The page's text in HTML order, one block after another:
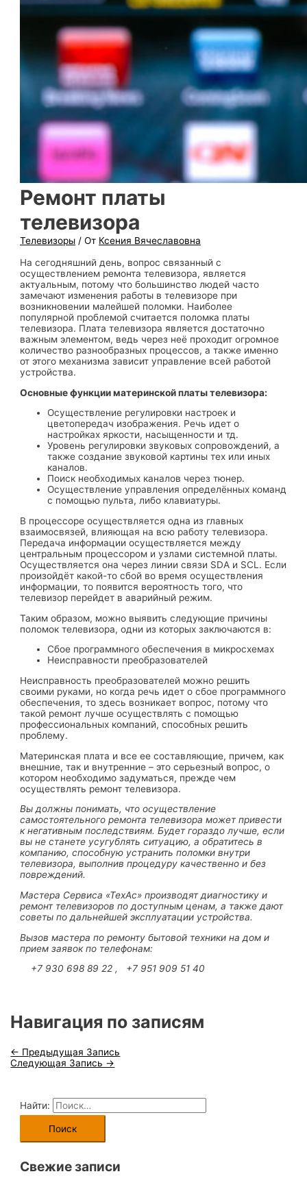
Ремонт платы
телевизора
Телевизоры / От Ксения Вячеславовна
На сегодняшний день, вопрос связанный с
осуществлением ремонта телевизора, является
актуальным, потому что большинство людей часто
замечают изменения работы в телевизоре при
возникновении малейшей поломки. Наиболее
популярной проблемой считается поломка платы
телевизора. Плата телевизора является достаточно
важным элементом, ведь через неё проходит огромное
количество разнообразных процессов, а также именно
от этого механизма зависит управление всей работой
устройства.
Основные функции материнской платы телевизора:
Осуществление регулировки настроек и
цветопередач изображения. Речь идет о
настройках яркости, насыщенности и тд.
Уровень регулировки звуковых сопровождений, а
также создание звуковой картины тех или иных
каналов.
Поиск необходимых каналов через тюнер.
Осуществление управления определённых команд
с помощью пульта, либо клавиатуры.
В процессоре осуществляется одна из главных
взаимосвязей, влияющая на всю работу телевизора.
Передача информации осуществляется между
центральным процессором и узлами системной платы.
Осуществляется она через линии связи SDA и SCL. Если
произойдёт какой-то сбой во время осуществления
информации, то появится вероятность того, что
телевизор перейдет в аварийный режим.
Таким образом, можно выявить следующие причины
поломок телевизора, одни из которых заключаются в:
Сбое программного обеспечения в микросхемах
Неисправности преобразователей
Неисправность преобразователей можно решить
своими руками, но когда речь идет о сбое программного
обеспечения, то здесь возникает вопрос, потому что
такой ремонт лучше осуществлять с помощью
профессиональных компаний, способных решить
проблему.
Материнская плата и все ее составляющие, причем, как
внешние, так и внутренние – это серьезный вопрос, о
котором необходимо задуматься, прежде чем
осуществлять ремонт телевизора.
Вы должны понимать, что осуществление
самостоятельного ремонта телевизора может привести
к негативным последствиям. Будет гораздо лучше, если
вы не станете усугублять ситуацию, а обратитесь в
компанию, способную устранить поломки внутри
телевизора, выполнив процедуру качественно и без
повреждений.
Мастера Сервиса «ТехАс» производят диагностику и
ремонт телевизоров по доступным ценам, а также дают
советы по дальнейшей эксплуатации устройства.
Вызов мастера по ремонту бытовой техники на дом и
прием заявок по телефонам:
+7 930 698 89 22 , +7 951 909 51 40
Навигация по записям
← Предыдущая Запись
Следующая Запись →
Найти:
Свежие записи